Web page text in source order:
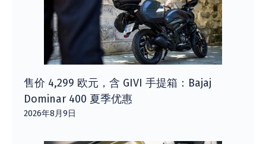
售价 4,299 欧元，含 GIVI 手提箱：Bajaj
Dominar 400 夏季优惠
2026年8月9日